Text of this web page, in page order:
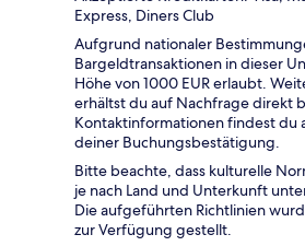
Express, Diners Club
Aufgrund nationaler
Bargeldtransaktionen in dieser
Höhe von 1000 EUR erlaubt.
erhältst du auf Nachfrage direkt
Kontaktinformationen findest du
deiner Buchungsbestätigung.
Bitte beachte, dass kulturelle
je nach Land und Unterkunft
Die aufgeführten Richtlinien
zur Verfügung gestellt.